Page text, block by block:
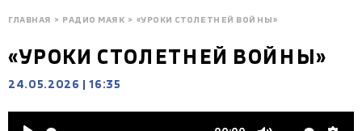
ГЛАВНАЯ > РАДИО МАЯК > «УРОКИ СТОЛЕТНЕЙ ВОЙНЫ»
«УРОКИ СТОЛЕТНЕЙ ВОЙНЫ»
24.05.2026 16:35